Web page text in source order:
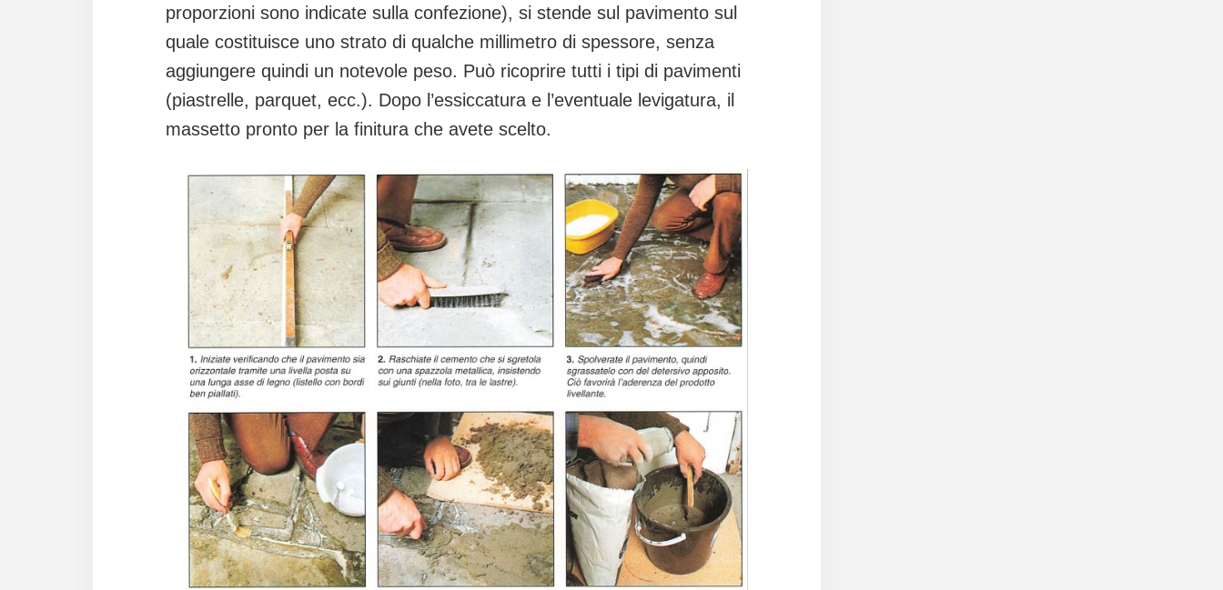
proporzioni sono indicate sulla confezione), si stende sul pavimento sul
quale costituisce uno strato di qualche millimetro di spessore, senza
aggiungere quindi un notevole peso. Può ricoprire tutti i tipi di pavimenti
(piastrelle, parquet, ecc.). Dopo l’essiccatura e l’eventuale levigatura, il
massetto pronto per la finitura che avete scelto.